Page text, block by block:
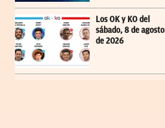
Los OK y KO del
sábado, 8 de agosto
de 2026